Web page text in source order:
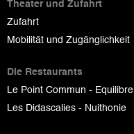
Theater und Zufahrt
Zufahrt
Mobilität und Zugänglichkeit
Die Restaurants
Le Point Commun - Equilibre
Les Didascalies - Nuithonie